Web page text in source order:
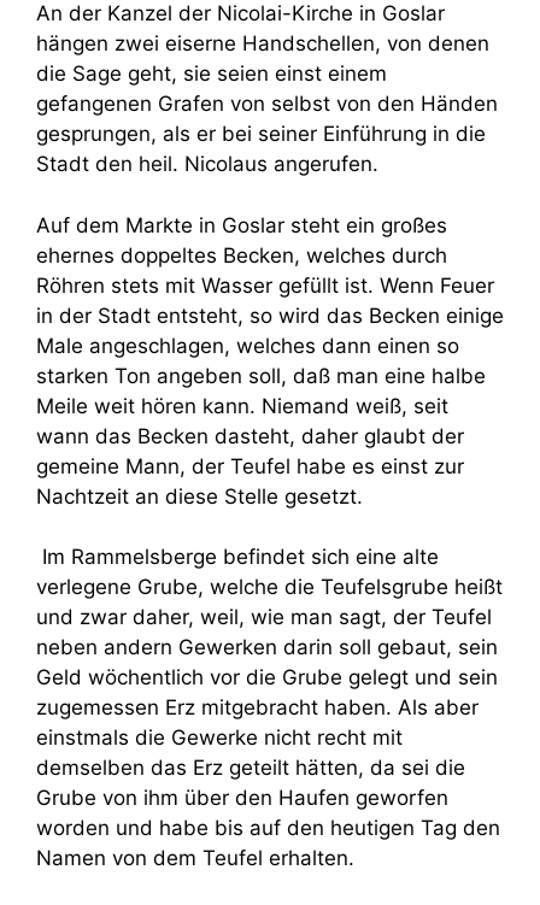
An der Kanzel der Nicolai-Kirche in Goslar
hängen zwei eiserne Handschellen, von denen
die Sage geht, sie seien einst einem
gefangenen Grafen von selbst von den Händen
gesprungen, als er bei seiner Einführung in die
Stadt den heil. Nicolaus angerufen.
Auf dem Markte in Goslar steht ein großes
ehernes doppeltes Becken, welches durch
Röhren stets mit Wasser gefüllt ist. Wenn Feuer
in der Stadt entsteht, so wird das Becken einige
Male angeschlagen, welches dann einen so
starken Ton angeben soll, daß man eine halbe
Meile weit hören kann. Niemand weiß, seit
wann das Becken dasteht, daher glaubt der
gemeine Mann, der Teufel habe es einst zur
Nachtzeit an diese Stelle gesetzt.
Im Rammelsberge befindet sich eine alte
verlegene Grube, welche die Teufelsgrube heißt
und zwar daher, weil, wie man sagt, der Teufel
neben andern Gewerken darin soll gebaut, sein
Geld wöchentlich vor die Grube gelegt und sein
zugemessen Erz mitgebracht haben. Als aber
einstmals die Gewerke nicht recht mit
demselben das Erz geteilt hätten, da sei die
Grube von ihm über den Haufen geworfen
worden und habe bis auf den heutigen Tag den
Namen von dem Teufel erhalten.